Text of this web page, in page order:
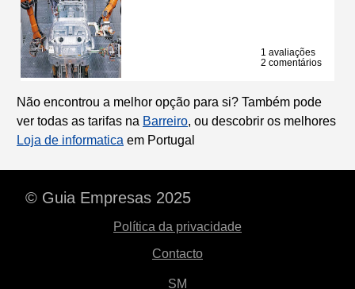
1 avaliações
2 comentários
Não encontrou a melhor opção para si? Também pode
ver todas as tarifas na Barreiro, ou descobrir os melhores
Loja de informatica em Portugal
© Guia Empresas 2025
Política da privacidade
Contacto
SM